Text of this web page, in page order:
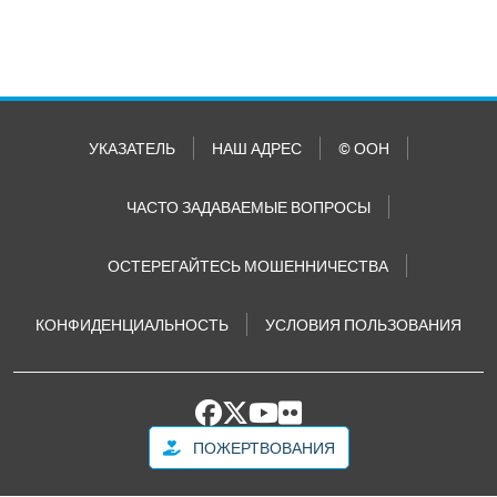
УКАЗАТЕЛЬ НАШ АДРЕС © ООН
ЧАСТО ЗАДАВАЕМЫЕ ВОПРОСЫ
ОСТЕРЕГАЙТЕСЬ МОШЕННИЧЕСТВА
КОНФИДЕНЦИАЛЬНОСТЬ УСЛОВИЯ ПОЛЬЗОВАНИЯ
ПОЖЕРТВОВАНИЯ